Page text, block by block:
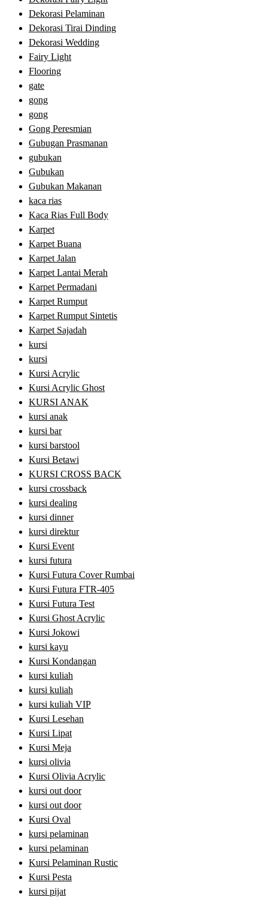
Dekorasi Pelaminan
Dekorasi Tirai Dinding
Dekorasi Wedding
Fairy Light
Flooring
gate
gong
gong
Gong Peresmian
Gubugan Prasmanan
gubukan
Gubukan
Gubukan Makanan
kaca rias
Kaca Rias Full Body
Karpet
Karpet Buana
Karpet Jalan
Karpet Lantai Merah
Karpet Permadani
Karpet Rumput
Karpet Rumput Sintetis
Karpet Sajadah
kursi
kursi
Kursi Acrylic
Kursi Acrylic Ghost
KURSI ANAK
kursi anak
kursi bar
kursi barstool
Kursi Betawi
KURSI CROSS BACK
kursi crossback
kursi dealing
kursi dinner
kursi direktur
Kursi Event
kursi futura
Kursi Futura Cover Rumbai
Kursi Futura FTR-405
Kursi Futura Test
Kursi Ghost Acrylic
Kursi Jokowi
kursi kayu
Kursi Kondangan
kursi kuliah
kursi kuliah
kursi kuliah VIP
Kursi Lesehan
Kursi Lipat
Kursi Meja
kursi olivia
Kursi Olivia Acrylic
kursi out door
kursi out door
Kursi Oval
kursi pelaminan
kursi pelaminan
Kursi Pelaminan Rustic
Kursi Pesta
kursi pijat